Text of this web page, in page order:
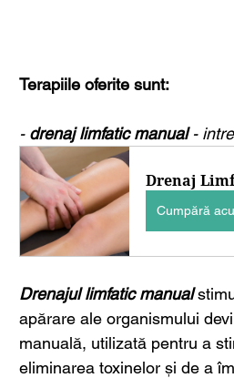
Terapiile oferite sunt:
- drenaj limfatic manual -
Drenaj
Cumpără
Drenajul limfatic manual
apărare ale organismului
manuală, utilizată pentru a
eliminarea toxinelor și de a